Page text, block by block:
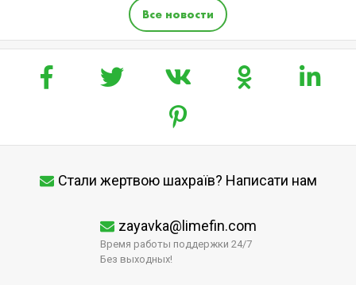
Все новости
Стали жертвою шахраїв? Написати нам
zayavka@limefin.com
Время работы поддержки 24/7
Без выходных!